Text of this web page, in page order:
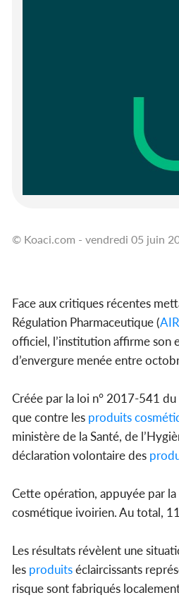
© Koaci.com - vendredi 05 juin
Face aux critiques récentes
Régulation Pharmaceutique (
officiel, l’institution affirme son
d’envergure menée entre
Créée par la loi n° 2017-541 du
que contre les produits
ministère de la Santé, de
déclaration volontaire des
Cette opération, appuyée par la
cosmétique ivoirien. Au total,
Les résultats révèlent une
les produitséclaircissants
risque sont fabriqués